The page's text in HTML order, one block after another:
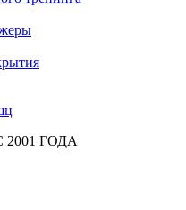
ГОДА